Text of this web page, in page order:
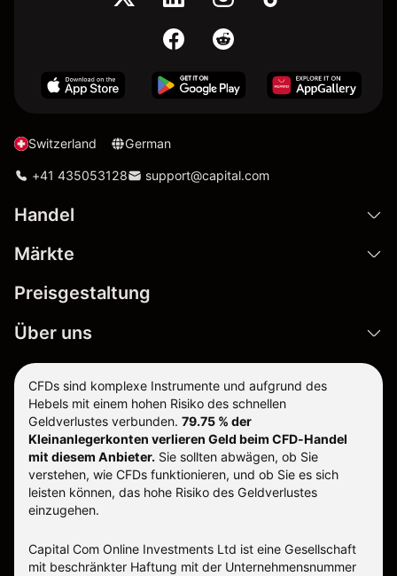
Switzerland German
+41 435053128 support@capital.com
Handel
Märkte
Preisgestaltung
Über uns
CFDs sind komplexe Instrumente und aufgrund des
Hebels mit einem hohen Risiko des schnellen
Geldverlustes verbunden. 79.75 % der
Kleinanlegerkonten verlieren Geld beim CFD-Handel
mit diesem Anbieter. Sie sollten abwägen, ob Sie
verstehen, wie CFDs funktionieren, und ob Sie es sich
leisten können, das hohe Risiko des Geldverlustes
einzugehen.
Capital Com Online Investments Ltd ist eine Gesellschaft
mit beschränkter Haftung mit der Unternehmensnummer